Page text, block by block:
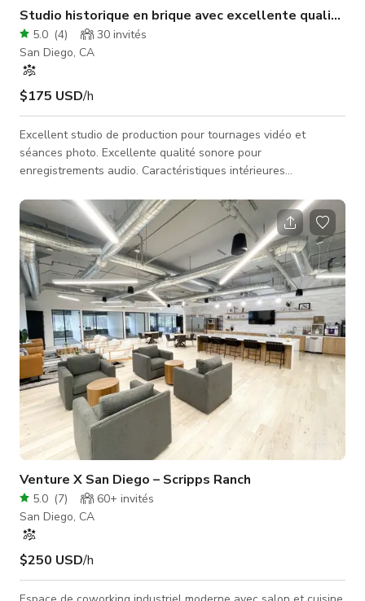
Studio historique en brique avec excellente qualité
5.0 (4) 30 invités
San Diego, CA
$175 USD/h
Excellent studio de production pour tournages vidéo et
séances photo. Excellente qualité sonore pour
enregistrements audio. Caractéristiques intérieures
lumière naturelle (contrôlable) plus occultation totale. Grand
espace principal de tournage dégagé. Puissance suffisante,
climatisation/chauffage contrôlés, système stéréo, réseau
sans fil, cuisine complète, espaces clients intérieurs et
extérieurs confortables. Le bâtimen
Venture X San Diego – Scripps Ranch
5.0 (7) 60+ invités
San Diego, CA
$250 USD/h